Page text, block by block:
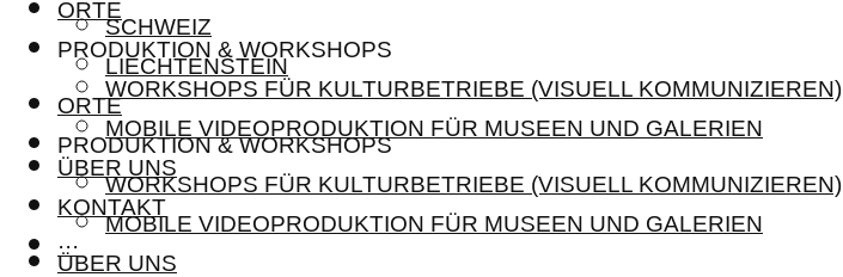
ORTE
PRODUKTION & WORKSHOPS
WORKSHOPS FÜR KULTURBETRIEBE (VISUELL KOMMUNIZIEREN)
MOBILE VIDEOPRODUKTION FÜR MUSEEN UND GALERIEN
ÜBER UNS
KONTAKT
···
SCHWEIZ
LIECHTENSTEIN
ORTE
PRODUKTION & WORKSHOPS
WORKSHOPS FÜR KULTURBETRIEBE (VISUELL KOMMUNIZIEREN)
MOBILE VIDEOPRODUKTION FÜR MUSEEN UND GALERIEN
ÜBER UNS